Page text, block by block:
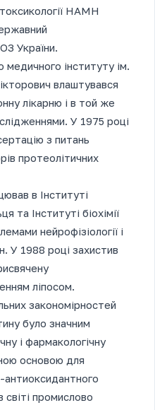
НАМН
України.
медичного інституту ім.
влаштувався
лікарню і в той же
У 1975 році
з питань
протеолітичних
в Інституті
та Інституті біохімії
нейрофізіології і
У 1988 році захистив
ліпосом.
закономірностей
було значним
і фармакологічну
основою для
антиоксидантного
світі промислово